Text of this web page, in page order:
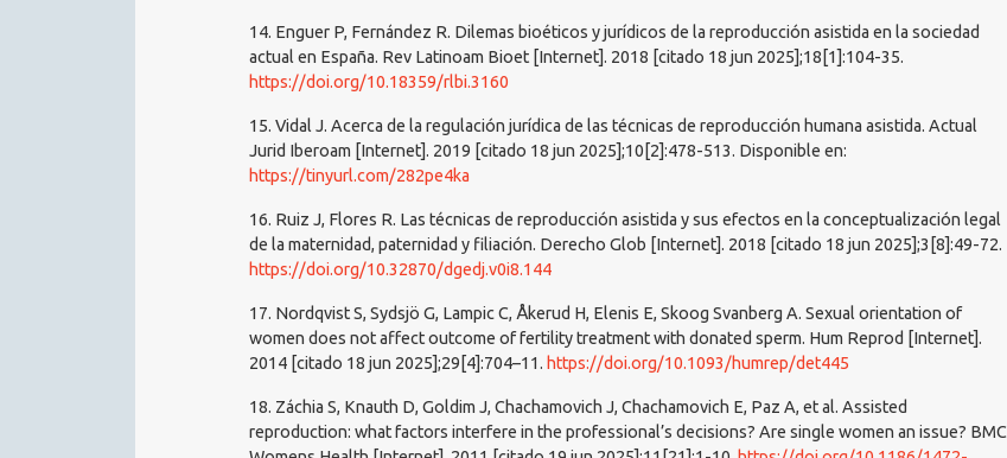
14. Enguer P, Fernández R. Dilemas bioéticos y jurídicos de la reproducción asistida en la sociedad
actual en España. Rev Latinoam Bioet [Internet]. 2018 [citado 18 jun 2025];18[1]:104-35.
https://doi.org/10.18359/rlbi.3160
15. Vidal J. Acerca de la regulación jurídica de las técnicas de reproducción humana asistida. Actual
Jurid Iberoam [Internet]. 2019 [citado 18 jun 2025];10[2]:478-513. Disponible en:
https://tinyurl.com/282pe4ka
16. Ruiz J, Flores R. Las técnicas de reproducción asistida y sus efectos en la conceptualización legal
de la maternidad, paternidad y filiación. Derecho Glob [Internet]. 2018 [citado 18 jun 2025];3[8]:49-72.
https://doi.org/10.32870/dgedj.v0i8.144
17. Nordqvist S, Sydsjö G, Lampic C, Åkerud H, Elenis E, Skoog Svanberg A. Sexual orientation of
women does not affect outcome of fertility treatment with donated sperm. Hum Reprod [Internet].
2014 [citado 18 jun 2025];29[4]:704–11. https://doi.org/10.1093/humrep/det445
18. Záchia S, Knauth D, Goldim J, Chachamovich J, Chachamovich E, Paz A, et al. Assisted
reproduction: what factors interfere in the professional’s decisions? Are single women an issue? BMC